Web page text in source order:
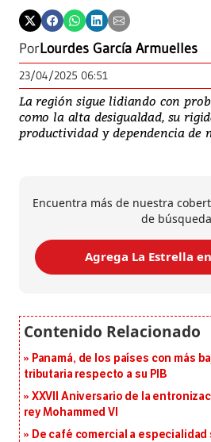
PorLourdes García Armuelles
23/04/2025 06:51
La región sigue lidiando con
como la alta desigualdad, su
productividad y dependencia de
Encuentra más de nuestra
de
Agrega La Estrella
Panamá, de los países con más
tributaria respecto a su PIB
XXVII Aniversario de la
rey Mohammed VI
De café comercial a